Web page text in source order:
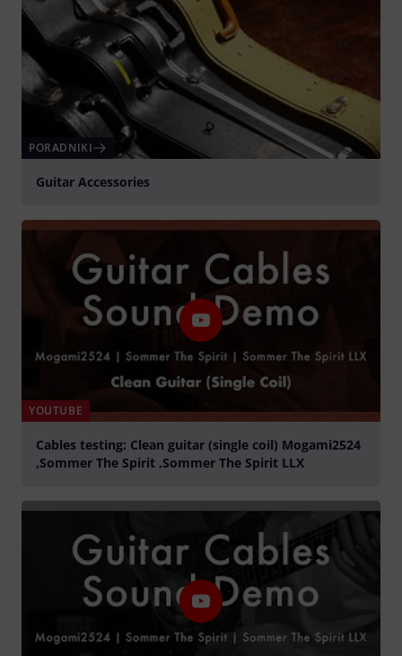
PORADNIKI
Guitar Accessories
YOUTUBE
Cables testing: Clean guitar (single coil) Mogami2524
,Sommer The Spirit ,Sommer The Spirit LLX